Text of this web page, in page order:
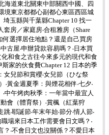
海道東北關東中部關西中國、四
境東京都都心副都心東區西區城
玉縣與千葉縣Chapter 10 找一
房／家庭房‧合租雅房（Share
何選擇居住地點？還是自己買房
古屋‧申辦貸款容易嗎？‧日本買
和食之古往今來多元的現代和食
家的伙食費Chapter 12 日本的季
女兒節和賞櫻‧女兒節（ひな祭
‧黃金週夏季：與煙花相伴‧七夕‧
中午烤肉秋季：一年當中最宜人
會（體育祭）‧賞楓（紅葉狩
‧耶誕節‧年末年始‧節分‧情人節‧
場來日本工作需要會日文嗎？‧
？‧不會日文也沒關係？不愛日本